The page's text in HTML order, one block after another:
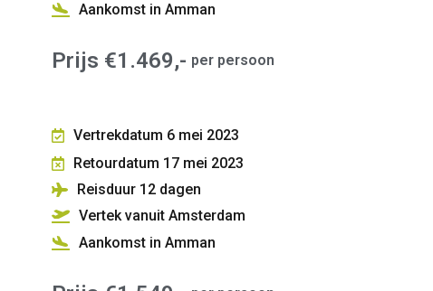
Aankomst in Amman
Prijs €1.469,- per persoon
Vertrekdatum 6 mei 2023
Retourdatum 17 mei 2023
Reisduur 12dagen
Vertek vanuit Amsterdam
Aankomst in Amman